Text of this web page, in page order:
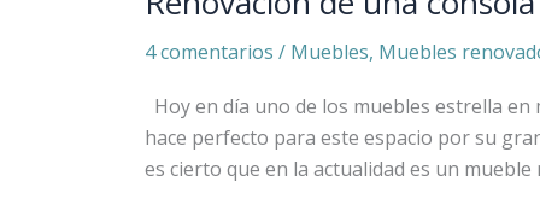
4 comentarios / Muebles, Muebles
Hoy en día uno de los muebles estrella
hace perfecto para este espacio por su
es cierto que en la actualidad es un